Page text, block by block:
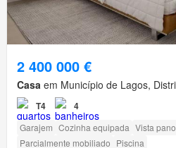
2 400 000 €
Casa em Município de Lagos,
T4 4
Garajem Cozinha equipada Vista
Parcialmente mobiliado Piscina